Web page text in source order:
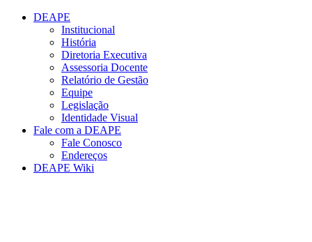
Conteúdo principal
DEAPE
Institucional
História
Diretoria Executiva
Assessoria Docente
Relatório de Gestão
Equipe
Legislação
Identidade Visual
Fale com a DEAPE
Fale Conosco
Endereços
DEAPE Wiki